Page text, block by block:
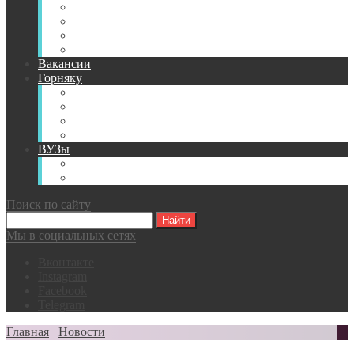
Вакансии
Горняку
ВУЗы
Поиск по сайту
Мы в социальных сетях
Главная
Новости